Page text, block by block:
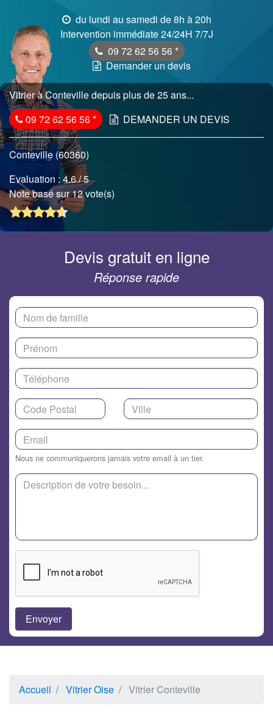
du lundi au samedi de 8h à 20h
Intervention immédiate 24/24H 7/7J
09 72 62 56 56 *
Demander un devis
Vitrier à Conteville depuis plus de 25 ans...
09 72 62 56 56* DEMANDER UN DEVIS
Conteville (60360)
Evaluation :4.6/ 5
Note basé sur 12 vote(s)
Devis gratuit en ligne
Réponse rapide
Nous ne communiquerons jamais votre email à un tier.
Accueil Vitrier Oise Vitrier Conteville